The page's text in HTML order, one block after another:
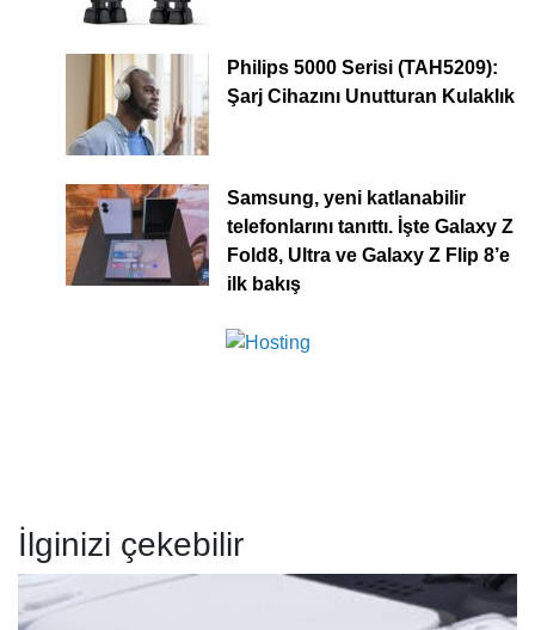
Philips 5000 Serisi (TAH5209):
Şarj Cihazını Unutturan Kulaklık
Samsung, yeni katlanabilir
telefonlarını tanıttı. İşte Galaxy Z
Fold8, Ultra ve Galaxy Z Flip 8’e
ilk bakış
İlginizi çekebilir